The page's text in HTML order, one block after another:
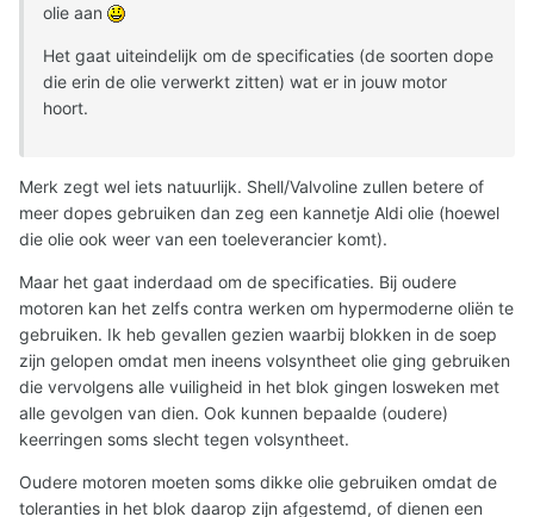
olie aan
Het gaat uiteindelijk om de specificaties (de soorten dope
die erin de olie verwerkt zitten) wat er in jouw motor
hoort.
Merk zegt wel iets natuurlijk. Shell/Valvoline zullen betere of
meer dopes gebruiken dan zeg een kannetje Aldi olie (hoewel
die olie ook weer van een toeleverancier komt).
Maar het gaat inderdaad om de specificaties. Bij oudere
motoren kan het zelfs contra werken om hypermoderne oliën te
gebruiken. Ik heb gevallen gezien waarbij blokken in de soep
zijn gelopen omdat men ineens volsyntheet olie ging gebruiken
die vervolgens alle vuiligheid in het blok gingen losweken met
alle gevolgen van dien. Ook kunnen bepaalde (oudere)
keerringen soms slecht tegen volsyntheet.
Oudere motoren moeten soms dikke olie gebruiken omdat de
toleranties in het blok daarop zijn afgestemd, of dienen een